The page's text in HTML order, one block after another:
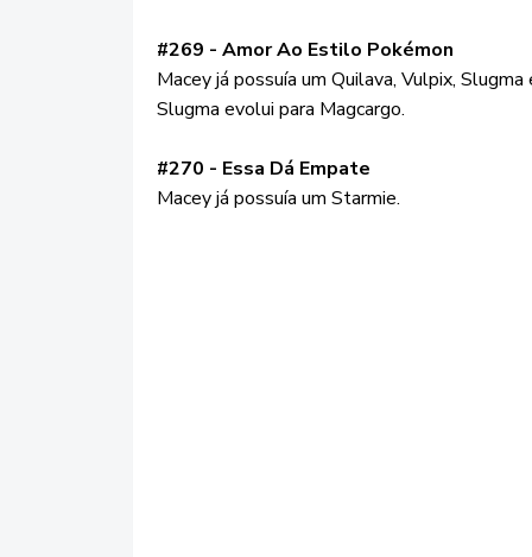
#269 - Amor Ao Estilo Pokémon
Macey já possuía um Quilava, Vulpix,
Slugma evolui para Magcargo.
#270 - Essa Dá Empate
Macey já possuía um Starmie.